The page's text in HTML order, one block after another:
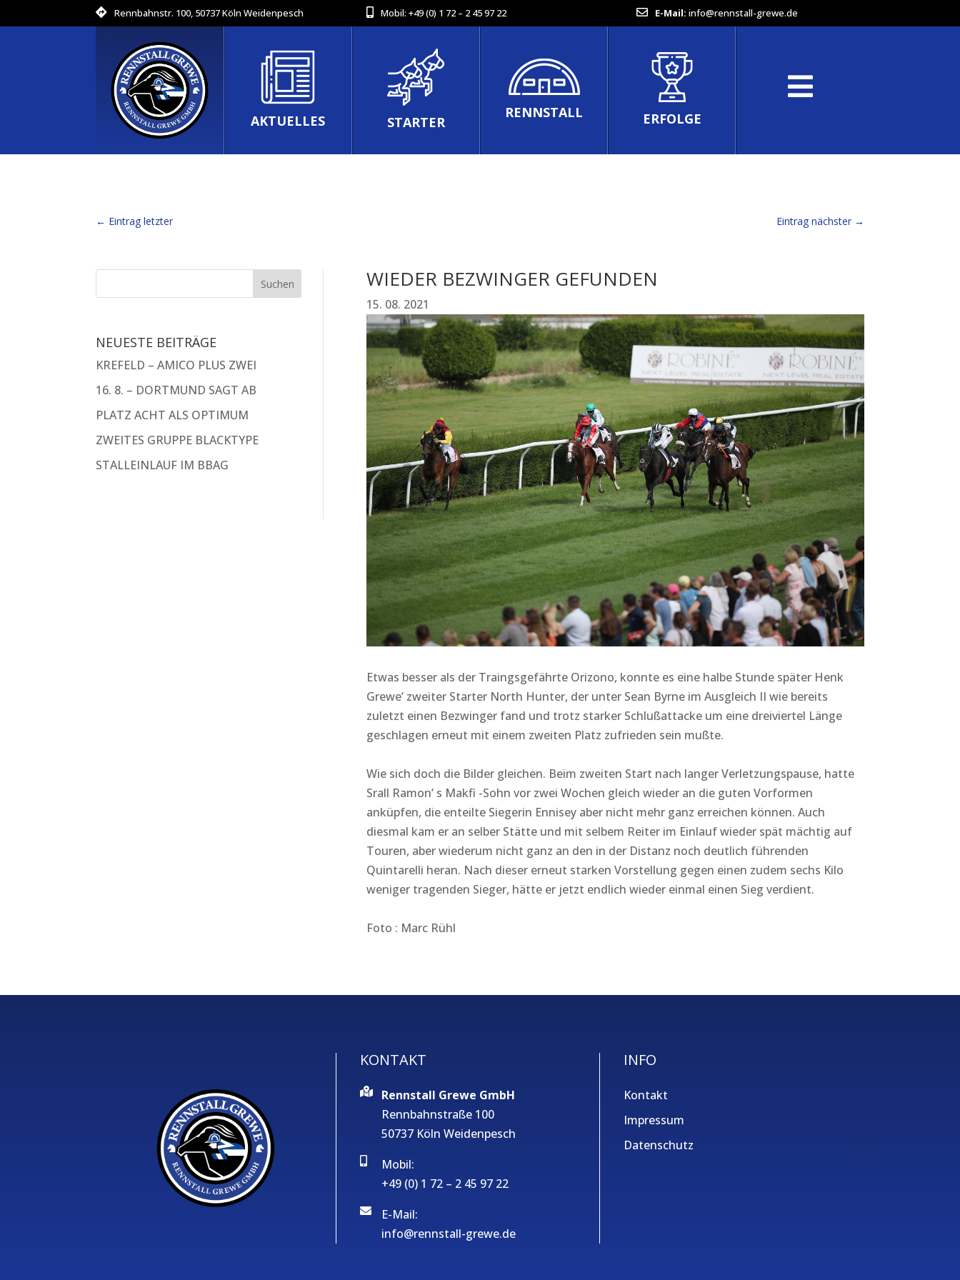
Rennbahnstr. 100, 50737 Köln Weidenpesch Mobil: +49 (0) 1 72 – 2 45 97 22 E-Mail: info@rennstall-grewe.de
AKTUELLES STARTER
RENNSTALL ERFOLGE
← Eintrag letzter Eintrag nächster→
NEUESTE BEITRÄGE
KREFELD – AMICO PLUS ZWEI
16. 8. – DORTMUND SAGT AB
PLATZ ACHT ALS OPTIMUM
ZWEITES GRUPPE BLACKTYPE
STALLEINLAUF IM BBAG
WIEDER BEZWINGER GEFUNDEN
15. 08. 2021
Etwas besser als der Traingsgefährte Orizono, konnte es eine halbe Stunde später Henk
Grewe’ zweiter Starter North Hunter, der unter Sean Byrne im Ausgleich II wie bereits
zuletzt einen Bezwinger fand und trotz starker Schlußattacke um eine dreiviertel Länge
geschlagen erneut mit einem zweiten Platz zufrieden sein mußte.
Wie sich doch die Bilder gleichen. Beim zweiten Start nach langer Verletzungspause, hatte
Srall Ramon’ s Makfi -Sohn vor zwei Wochen gleich wieder an die guten Vorformen
anküpfen, die enteilte Siegerin Ennisey aber nicht mehr ganz erreichen können. Auch
diesmal kam er an selber Stätte und mit selbem Reiter im Einlauf wieder spät mächtig auf
Touren, aber wiederum nicht ganz an den in der Distanz noch deutlich führenden
Quintarelli heran. Nach dieser erneut starken Vorstellung gegen einen zudem sechs Kilo
weniger tragenden Sieger, hätte er jetzt endlich wieder einmal einen Sieg verdient.
Foto : Marc Rühl
KONTAKT
Rennstall Grewe GmbH
Rennbahnstraße 100
50737 Köln Weidenpesch
Mobil:
+49 (0) 1 72 – 2 45 97 22
E-Mail:
info@rennstall-grewe.de
INFO
Kontakt
Impressum
Datenschutz